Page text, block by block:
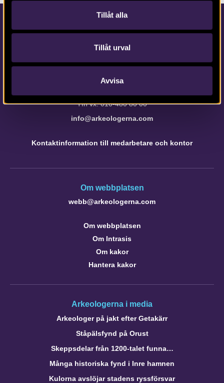
Tillåt alla
Tillåt urval
Avvisa
Tfn vx: 010-480 80 00
info@arkeologerna.com
Kontaktinformation till medarbetare och kontor
Om webbplatsen
webb@arkeologerna.com
Om webbplatsen
Om Intrasis
Om kakor
Hantera kakor
Arkeologerna i media
Arkeologer på jakt efter Getakärr
Ståpälsfynd på Orust
Skeppsdelar från 1200-talet funna…
Många historiska fynd i Inre hamnen
Kulorna avslöjar stadens ryssförsvar